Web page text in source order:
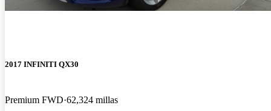
2017 INFINITI QX30
Premium FWD 62,324 millas